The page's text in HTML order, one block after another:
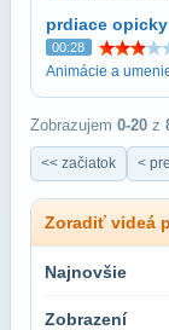
prdiace opicky
00:28
Animácie a
Zobrazujem 0-20 z
<< začiatok <
Zoradiť videá
Najnovšie
Zobrazení